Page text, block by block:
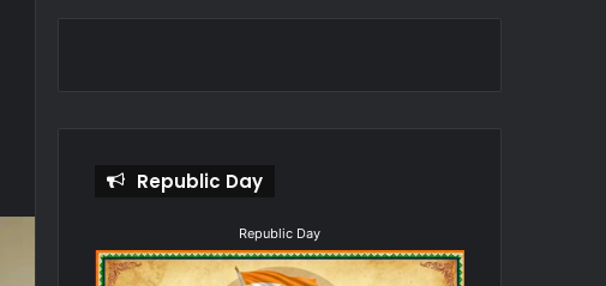
Republic Day
Republic Day